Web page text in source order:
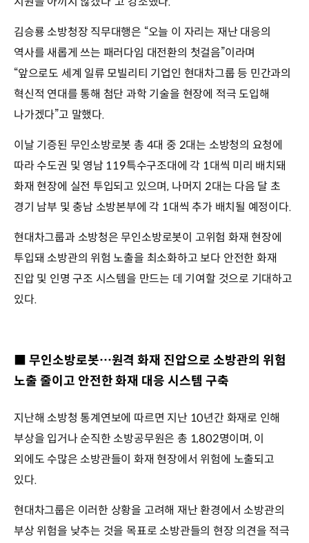
김승룡 소방청장 직무대행은 “오늘 이 자리는 재난 대응의
역사를 새롭게 쓰는 패러다임 대전환의 첫걸음”이라며
“앞으로도 세계 일류 모빌리티 기업인 현대차그룹 등 민간과의
혁신적 연대를 통해 첨단 과학 기술을 현장에 적극 도입해
나가겠다”고 말했다.
이날 기증된 무인소방로봇 총 4대 중 2대는 소방청의 요청에
따라 수도권 및 영남 119특수구조대에 각 1대씩 미리 배치돼
화재 현장에 실전 투입되고 있으며, 나머지 2대는 다음 달 초
경기 남부 및 충남 소방본부에 각 1대씩 추가 배치될 예정이다.
현대차그룹과 소방청은 무인소방로봇이 고위험 화재 현장에
투입돼 소방관의 위험 노출을 최소화하고 보다 안전한 화재
진압 및 인명 구조 시스템을 만드는 데 기여할 것으로 기대하고
있다.
■ 무인소방로봇…원격 화재 진압으로 소방관의 위험
노출 줄이고 안전한 화재 대응 시스템 구축
지난해 소방청 통계연보에 따르면 지난 10년간 화재로 인해
부상을 입거나 순직한 소방공무원은 총 1,802명이며, 이
외에도 수많은 소방관들이 화재 현장에서 위험에 노출되고
있다.
현대차그룹은 이러한 상황을 고려해 재난 환경에서 소방관의
부상 위험을 낮추는 것을 목표로 소방관들의 현장 의견을 적극